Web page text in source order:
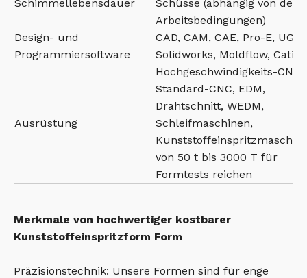
Schimmellebensdauer
Schüsse (abhängig von den
Arbeitsbedingungen)
Design- und
Programmiersoftware
CAD, CAM, CAE, Pro-E, UG,
Solidworks, Moldflow, Catia
Ausrüstung
Hochgeschwindigkeits-CNC,
Standard-CNC, EDM,
Drahtschnitt, WEDM,
Schleifmaschinen,
von 50 t bis 3000 T für
Formtests reichen
Merkmale von hochwertiger kostbarer
Kunststoffeinspritzform Form
Präzisionstechnik: Unsere Formen sind für enge